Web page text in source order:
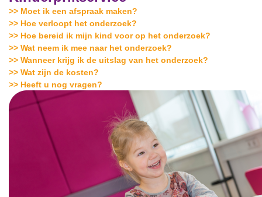
>> Moet ik een afspraak maken?
>> Hoe verloopt het onderzoek?
>> Hoe bereid ik mijn kind voor op het onderzoek?
>> Wat neem ik mee naar het onderzoek?
>> Wanneer krijg ik de uitslag van het onderzoek?
>> Wat zijn de kosten?
>> Heeft u nog vragen?